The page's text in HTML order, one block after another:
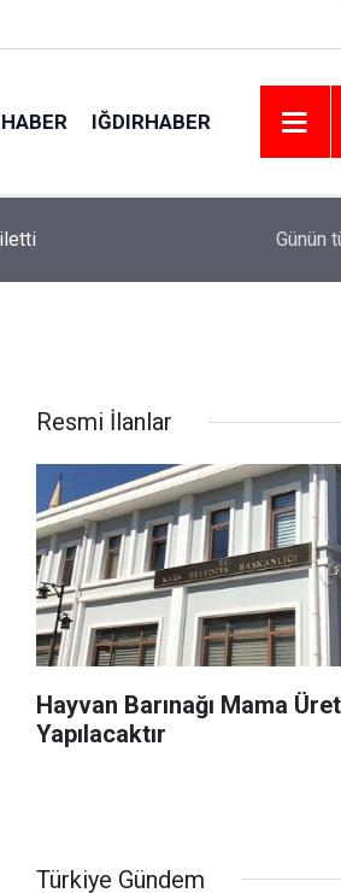
IĞDIRHABER
Bakan Günün
Resmi İlanlar
Hayvan Barınağı Mama
Yapılacaktır
Türkiye Gündem